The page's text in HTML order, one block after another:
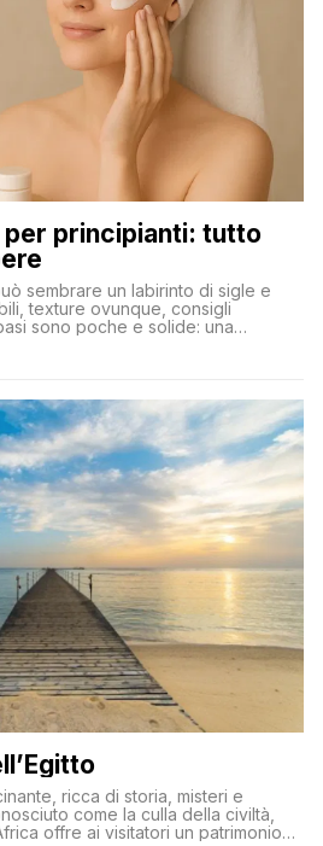
per principianti: tutto
sembrare un labirinto di sigle e
texture ovunque, consigli
sono poche e solide: una
impoverisce, un’idratazione
ricca di storia, misteri e
come la culla della civiltà,
offre ai visitatori un patrimonio